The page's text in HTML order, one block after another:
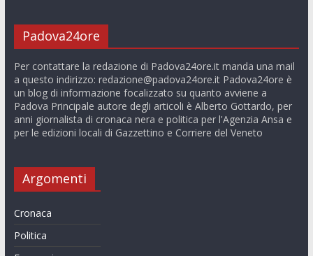
Padova24ore
Per contattare la redazione di Padova24ore.it manda una mail
a questo indirizzo: redazione@padova24ore.itPadova24ore è
un blog di informazione focalizzato su quanto avviene a
Padova Principale autore degli articoli è Alberto Gottardo, per
anni giornalista di cronaca nera e politica per l'Agenzia Ansa e
per le edizioni locali di Gazzettino e Corriere del Veneto
Argomenti
Cronaca
Politica